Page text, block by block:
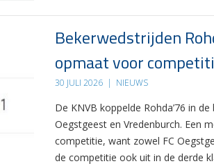
Bekerwedstrijden
opmaat voor
30 JULI 2026 | NIEUWS
De KNVB koppelde Rohda’76 in
Oegstgeest en Vredenburch. Een
competitie, want zowel FC
de competitie ook uit in de derde